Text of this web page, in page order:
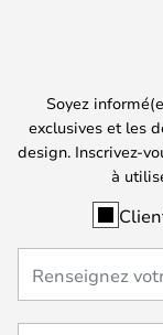
Soyez
exclusives et les
design. Inscrivez-
à